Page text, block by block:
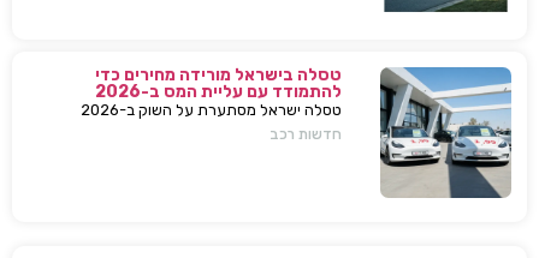
טסלה בישראל מורידה מחירים כדי
להתמודד עם עליית המס ב-2026
טסלה ישראל מסתערת על השוק ב-2026
ומבצעת הפחתות מחירים של עשרות אלפי שקלים
חדשות רכב